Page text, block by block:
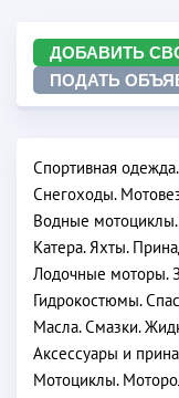
ДОБАВИТЬ
ПОДАТЬ
Спортивная
Снегоходы.
Водные
Катера. Яхты.
Лодочные моторы.
Гидрокостюмы.
Масла. Смазки.
Аксессуары и
Мотоциклы.